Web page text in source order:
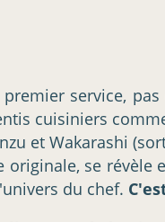
service,
cuisiniers
et Wakarashi
originale, se
du chef.